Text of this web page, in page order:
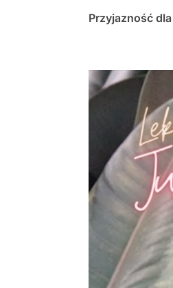
Przyjazność